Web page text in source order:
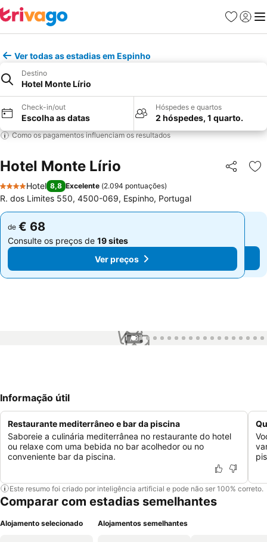
Favoritos
Iniciar
Ver todas as estadias em Espinho
Destino
Hotel Monte Lírio
Check-in/out
Escolha as datas
Hóspedes e quartos
2 hóspedes, 1 quarto.
Como os pagamentos influenciam os resultados
Hotel Monte Lírio Partilhar
4 Estrelas
Hotel 8,8 Excelente (2.094 pontuações)
R. dos Limites 550, 4500-069, Espinho, Portugal
de € 68
Consulte os preços de 19 sites
Ver preços
de € 68
Consulte os preços de 19 sites
Ver preços
1 / 87
Informação útil
Restaurante mediterrâneo e bar da piscina
Saboreie a culinária mediterrânea no restaurante do hotel
ou relaxe com uma bebida no bar acolhedor ou no
conveniente bar da piscina.
Este resumo foi criado por inteligência artificial e pode não ser 100% correto.
Comparar com estadias semelhantes
Alojamento selecionado Alojamentos semelhantes